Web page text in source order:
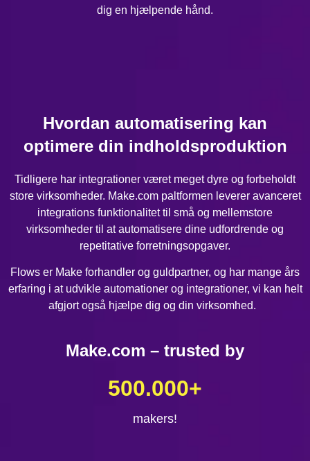
dig en hjælpende hånd.
Hvordan automatisering kan
optimere din indholdsproduktion
Tidligere har integrationer været meget dyre og forbeholdt
store virksomheder. Make.com paltformen leverer avanceret
integrations funktionalitet til små og mellemstore
virksomheder til at automatisere dine udfordrende og
repetitative forretningsopgaver.
Flows er Make forhandler og guldpartner, og har mange års
erfaring i at udvikle automationer og integrationer, vi kan helt
afgjort også hjælpe dig og din virksomhed.
Make.com – trusted by
makers!
500.000+